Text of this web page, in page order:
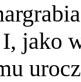
jako